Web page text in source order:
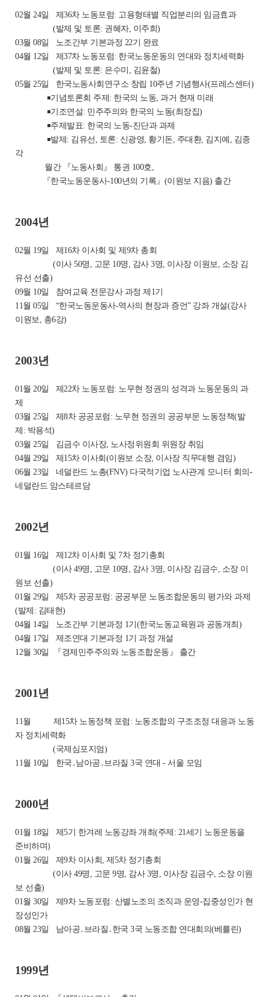
02월 24일
제36차 노동포럼: 고용형태별 직업분리의 임금효과
(발제 및 토론: 권혜자, 이주희)
03월 08일
노조간부 기본과정 22기 완료
04월 12일
제37차 노동포럼: 한국노동운동의 연대와 정치세력화
(발제 및 토론: 은수미, 김윤철)
05월 25일
한국노동사회연구소 창립 10주년 기념행사(프레스센터)
￭기념토론회 주제: 한국의 노동, 과거 현재 미래
￭기조연설: 민주주의와 한국의 노동(최장집)
￭주제발표: 한국의 노동-진단과 과제
￭발제: 김유선, 토론: 신광영, 황기돈, 주대환, 김지예, 김종
각
월간 『노동사회』 통권 100호,
『한국노동운동사-100년의 기록』(이원보 지음) 출간
2004년
02월 19일
제16차 이사회 및 제9차 총회
(이사 50명, 고문 10명, 감사 3명, 이사장 이원보, 소장 김
유선 선출)
09월 10일
참여교육 전문강사 과정 제1기
11월 05일
“한국노동운동사-역사의 현장과 증언” 강좌 개설(강사
이원보, 총6강)
2003년
01월 20일
제22차 노동포럼: 노무현 정권의 성격과 노동운동의 과
제
03월 25일
제8차 공공포럼: 노무현 정권의 공공부문 노동정책(발
제: 박용석)
03월 25일
김금수 이사장, 노사정위원회 위원장 취임
04월 29일
제15차 이사회(이원보 소장, 이사장 직무대행 겸임)
06월 23일
네덜란드 노총(FNV) 다국적기업 노사관계 모니터 회의-
네덜란드 암스테르담
2002년
01월 16일
제12차 이사회 및 7차 정기총회
(이사 49명, 고문 10명, 감사 3명, 이사장 김금수, 소장 이
원보 선출)
01월 29일
제5차 공공포럼: 공공부문 노동조합운동의 평가와 과제
(발제: 김태현)
04월 14일
노조간부 기본과정 1기(한국노동교육원과 공동개최)
04월 17일
제조연대 기본과정 1기 과정 개설
12월 30일
『경제민주주의와 노동조합운동』 출간
2001년
11월
제15차 노동정책 포럼: 노동조합의 구조조정 대응과 노동
자 정치세력화
(국제심포지엄)
11월 10일
한국․남아공․브라질 3국 연대 - 서울 모임
2000년
01월 18일
제5기 한겨레 노동강좌 개최(주제: 21세기 노동운동을
준비하며)
01월 26일
제9차 이사회, 제5차 정기총회
(이사 49명, 고문 9명, 감사 3명, 이사장 김금수, 소장 이원
보 선출)
01월 30일
제9차 노동포럼: 산별노조의 조직과 운영-집중성인가 현
장성인가
08월 23일
남아공․브라질․한국 3국 노동조합 연대회의(베를린)
1999년